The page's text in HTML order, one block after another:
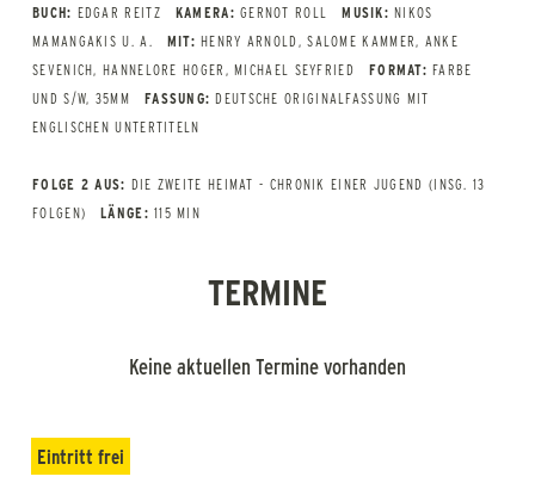
BUCH: EDGAR REITZ KAMERA: GERNOT ROLL MUSIK: NIKOS
MAMANGAKIS U. A.
MIT: HENRY ARNOLD, SALOME KAMMER, ANKE
SEVENICH, HANNELORE HOGER, MICHAEL SEYFRIED
FORMAT: FARBE
UND S/W, 35MM
FASSUNG: DEUTSCHE ORIGINALFASSUNG MIT
ENGLISCHEN UNTERTITELN
FOLGE 2 AUS: DIE ZWEITE HEIMAT - CHRONIK EINER JUGEND (INSG. 13
FOLGEN)
LÄNGE: 115 MIN
TERMINE
Keine aktuellen Termine vorhanden
Eintritt frei